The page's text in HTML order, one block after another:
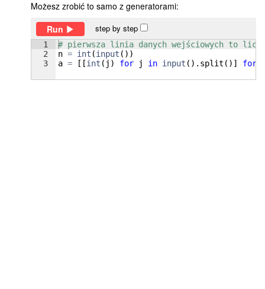
Możesz zrobić to samo z generatorami:
Run
step by step
1
2
3
# pierwsza linia danych wejściowych to
n = int (input ( ))
a = [[int ( j ) for j in input ( ) . split ( )] for